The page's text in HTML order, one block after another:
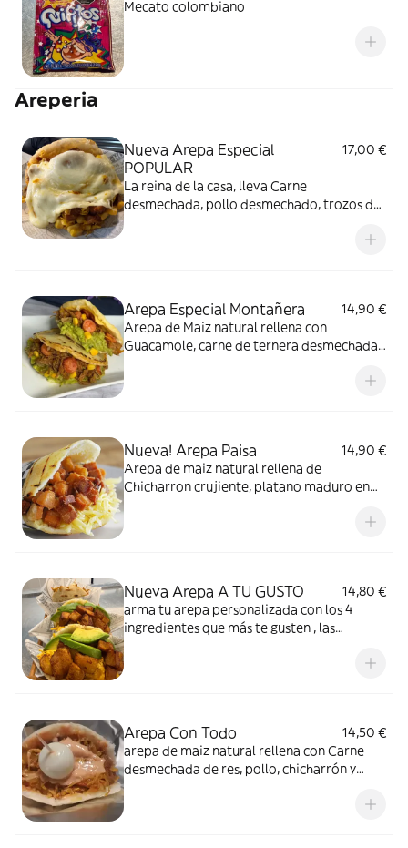
Mecato colombiano
Areperia
Nueva Arepa Especial
POPULAR
17,00 €
La reina de la casa, lleva Carne
desmechada, pollo desmechado, trozos de
Arepa Especial Montañera
14,90 €
Arepa de Maiz natural rellena con
Guacamole, carne de ternera desmechada,
Nueva! Arepa Paisa
14,90 €
Arepa de maiz natural rellena de
Chicharron crujiente, platano maduro en
Nueva Arepa A TU GUSTO
14,80 €
arma tu arepa personalizada con los 4
ingredientes que más te gusten , las
Arepa Con Todo
14,50 €
arepa de maiz natural rellena con Carne
desmechada de res, pollo, chicharrón y